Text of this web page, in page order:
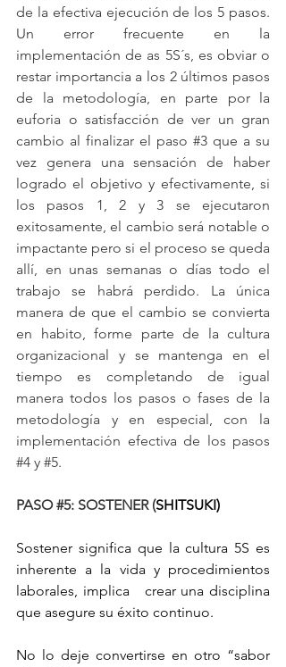
de la efectiva ejecución de los 5 pasos.
Un error frecuente en la
implementación de as 5S´s, es obviar o
restar importancia a los 2 últimos pasos
de la metodología, en parte por la
euforia o satisfacción de ver un gran
cambio al finalizar el paso #3 que a su
vez genera una sensación de haber
logrado el objetivo y efectivamente, si
los pasos 1, 2 y 3 se ejecutaron
exitosamente, el cambio será notable o
impactante pero si el proceso se queda
allí, en unas semanas o días todo el
trabajo se habrá perdido. La única
manera de que el cambio se convierta
en habito, forme parte de la cultura
organizacional y se mantenga en el
tiempo es completando de igual
manera todos los pasos o fases de la
metodología y en especial, con la
#4 y #5.
PASO #5: SOSTENER (SHITSUKI)
Sostener significa que la cultura 5S es
inherente a la vida y procedimientos
laborales, implica   crear una disciplina
que asegure su éxito continuo.
No lo deje convertirse en otro “sabor